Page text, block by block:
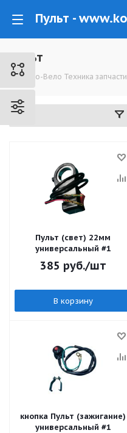
Пульт
Мото-Вело Техника запчасти
Пульт (свет) 22мм
универсальный #1
385 руб./шт
В корзину
кнопка Пульт (зажигание)
универсальный #1